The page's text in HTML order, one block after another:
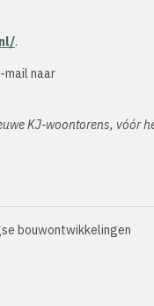
.
mail naar
KJ-woontorens, vóór
bouwontwikkelingen